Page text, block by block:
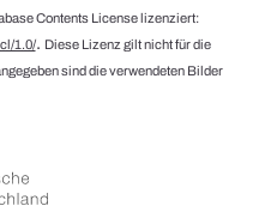
Contents License lizenziert:
1.0/. Diese Lizenz gilt nicht für die
sind die verwendeten Bilder